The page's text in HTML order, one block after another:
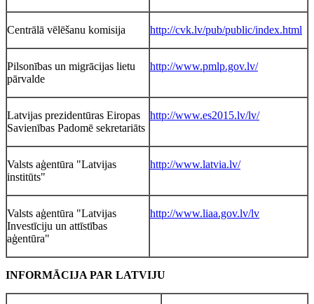
Centrālā vēlēšanu komisija http://cvk.lv/pub/public/index.html
Pilsonības un migrācijas lietu
pārvalde
http://www.pmlp.gov.lv/
Latvijas prezidentūras Eiropas
Savienības Padomē sekretariāts
http://www.es2015.lv/lv/
Valsts aģentūra "Latvijas
institūts"
http://www.latvia.lv/
Valsts aģentūra "Latvijas
Investīciju un attīstības
aģentūra"
http://www.liaa.gov.lv/lv
INFORMĀCIJA PAR LATVIJU